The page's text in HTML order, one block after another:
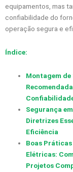
equipamentos, mas
confiabilidade do
operação segura e
Índice:
Montagem
Segurança
Diretrizes
Eficiência
Boas
Elétricas:
Projetos